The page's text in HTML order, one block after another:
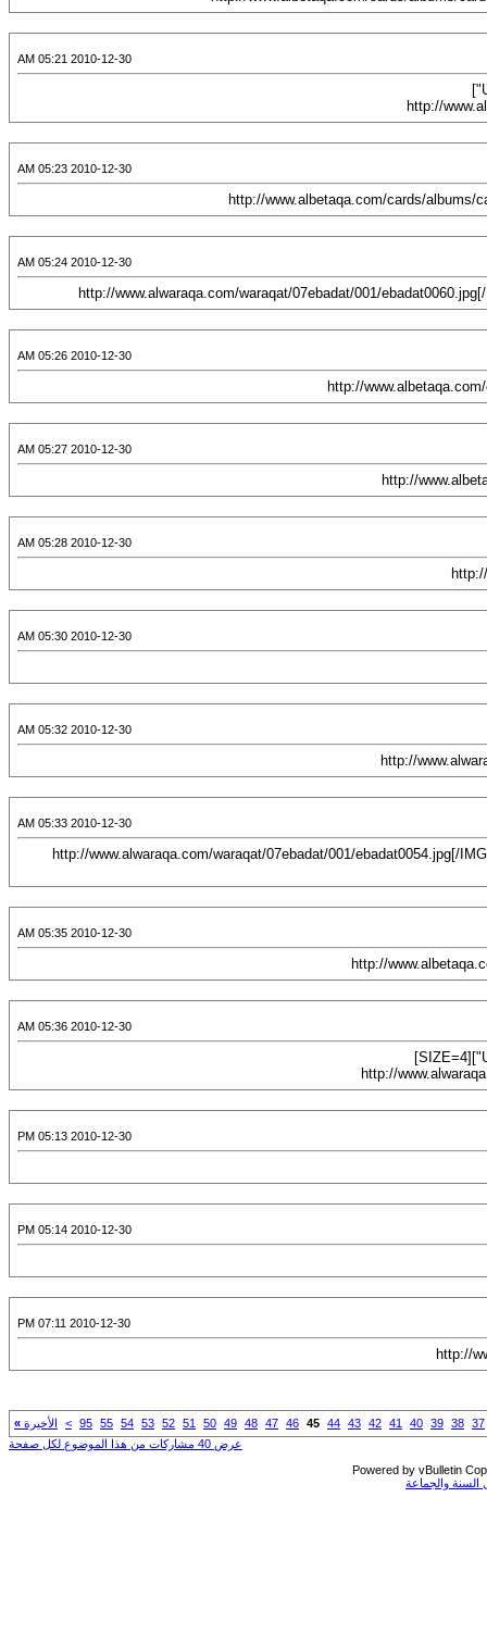
2010-12-30 05:21 AM
[CENTER][URL="http://www.alwaraqa.com/waraqat/11mo7aramat/001/mo7aramat0062.jpg"]
2010-12-30 05:23 AM
2010-12-30 05:24 AM
2010-12-30 05:26 AM
2010-12-30 05:27 AM
2010-12-30 05:28 AM
2010-12-30 05:30 AM
2010-12-30 05:32 AM
2010-12-30 05:33 AM
[CENTER][URL="http://www.alwaraqa.com/waraqat/07ebadat/001/ebadat0054.jpg"][IMG]http://www.alwaraqa.com/waraqat/07ebadat/001/ebadat0054.jpg[/
2010-12-30 05:35 AM
2010-12-30 05:36 AM
[CENTER][URL="http://www.alwaraqa.com/waraqat/11mo7aramat/001/mo7aramat0058.jpg"][SIZE=4]
2010-12-30 05:13 PM
2010-12-30 05:14 PM
2010-12-30 07:11 PM
37
38
39
40
41
42
43
44
45
46
47
48
49
50
51
52
53
54
55
95
> الأخيرة »
عرض 40 مشاركات من هذا الموضوع لكل صفحة
Powered by vBulletin
والجماعة